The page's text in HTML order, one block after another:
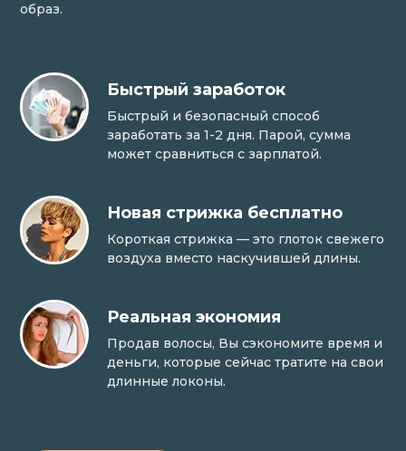
образ.
Быстрый заработок
Быстрый и безопасный способ
заработать за 1-2 дня. Парой, сумма
может сравниться с зарплатой.
Новая стрижка бесплатно
Короткая стрижка — это глоток свежего
воздуха вместо наскучившей длины.
Реальная экономия
Продав волосы, Вы сэкономите время и
деньги, которые сейчас тратите на свои
длинные локоны.